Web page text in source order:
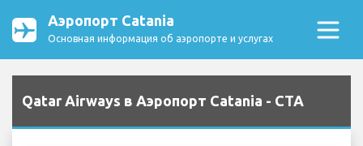
Аэропорт Catania
Основная информация об аэропорте и услугах
Qatar Airways в Аэропорт Catania - CTA